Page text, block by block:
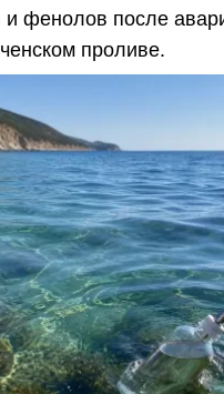
и фенолов после
проливе.